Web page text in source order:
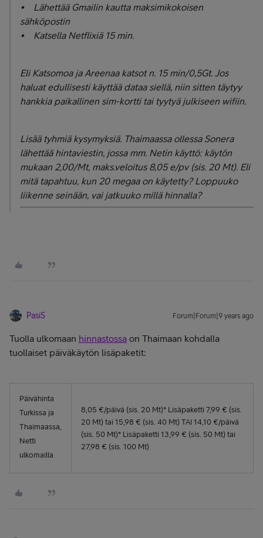
• Lähettää Gmailin kautta maksimikokoisen
sähköpostin
• Katsella Netflixiä 15 min.
Eli Katsomoa ja Areenaa katsot n. 15 min/0,5Gt. Jos
haluat edullisesti käyttää dataa siellä, niin sitten täytyy
hankkia paikallinen sim-kortti tai tyytyä julkiseen wifiin.
Lisää tyhmiä kysymyksiä. Thaimaassa ollessa Sonera
lähettää hintaviestin, jossa mm. Netin käyttö: käytön
mukaan 2,00/Mt, maks.veloitus 8,05 e/pv (sis. 20 Mt). Eli
mitä tapahtuu, kun 20 megaa on käytetty? Loppuuko
liikenne seinään, vai jatkuuko millä hinnalla?
PasiS Forum|Forum|9 years ago
Tuolla ulkomaan hinnastossa on Thaimaan kohdalla
tuollaiset päiväkäytön lisäpaketit:
Päivähinta
Turkissa ja
Thaimaassa,
Netti
ulkomailla
8,05 €/päivä (sis. 20 Mt)* Lisäpaketti 7,99 € (sis.
20 Mt) tai 15,98 € (sis. 40 Mt) TAI 14,10 €/päivä
(sis. 50 Mt)* Lisäpaketti 13,99 € (sis. 50 Mt) tai
27,98 € (sis. 100 Mt)